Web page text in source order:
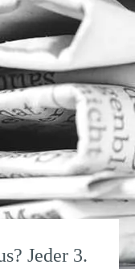
Jeder 3.